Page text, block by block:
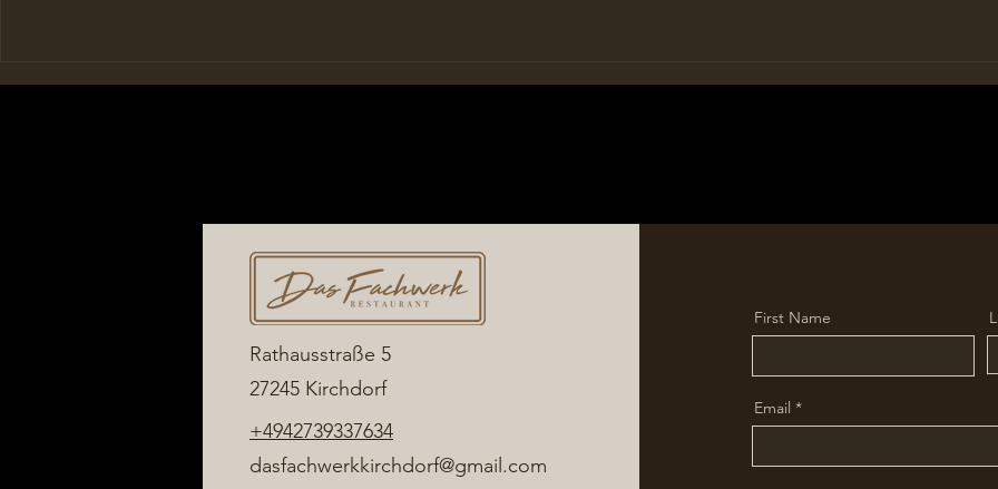
Rathausstraße 5
27245 Kirchdorf
+4942739337634
dasfachwerkkirchdorf@gmail.com
First Name
Email